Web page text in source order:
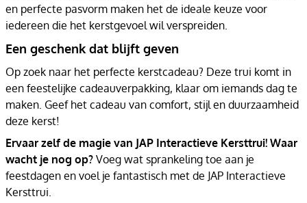
en perfecte pasvorm maken het de ideale keuze voor
iedereen die het kerstgevoel wil verspreiden.
Een geschenk dat blijft geven
Op zoek naar het perfecte kerstcadeau? Deze trui komt in
een feestelijke cadeauverpakking, klaar om iemands dag te
maken. Geef het cadeau van comfort, stijl en duurzaamheid
deze kerst!
Ervaar zelf de magie van JAP Interactieve Kersttrui! Waar
wacht je nog op? Voeg wat sprankeling toe aan je
feestdagen en voel je fantastisch met de JAP Interactieve
Kersttrui.